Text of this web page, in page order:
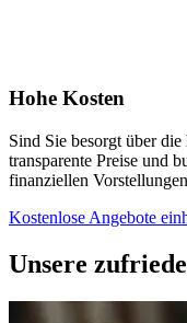
Hohe Kosten
Sind Sie besorgt über
transparente Preise und
finanziellen
Kostenlose Angebote
Unsere